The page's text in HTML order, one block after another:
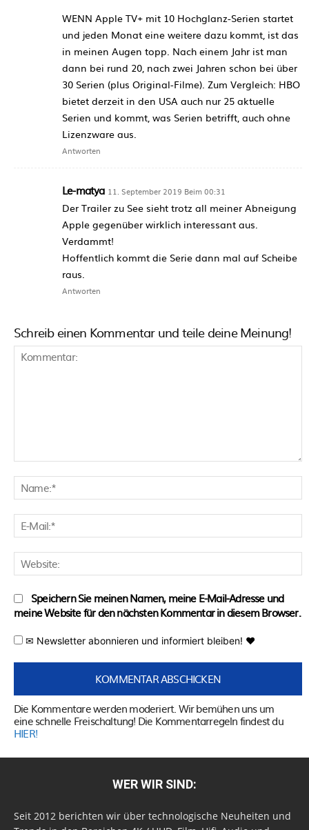
WENN Apple TV+ mit 10 Hochglanz-Serien startet
und jeden Monat eine weitere dazu kommt, ist das
in meinen Augen topp. Nach einem Jahr ist man
dann bei rund 20, nach zwei Jahren schon bei über
30 Serien (plus Original-Filme). Zum Vergleich: HBO
bietet derzeit in den USA auch nur 25 aktuelle
Serien und kommt, was Serien betrifft, auch ohne
Lizenzware aus.
Antworten
Le-matya 11. September 2019 Beim 00:31
Der Trailer zu See sieht trotz all meiner Abneigung
Apple gegenüber wirklich interessant aus.
Verdammt!
Hoffentlich kommt die Serie dann mal auf Scheibe
raus.
Antworten
Schreib einen Kommentar und teile deine Meinung!
Speichern Sie meinen Namen, meine E-Mail-Adresse und
meine Website für den nächsten Kommentar in diesem Browser.
✉ Newsletter abonnieren und informiert bleiben! ♥
Die Kommentare werden moderiert. Wir bemühen uns um
eine schnelle Freischaltung! Die Kommentarregeln findest du
HIER!
WER WIR SIND:
Seit 2012 berichten wir über technologische Neuheiten und